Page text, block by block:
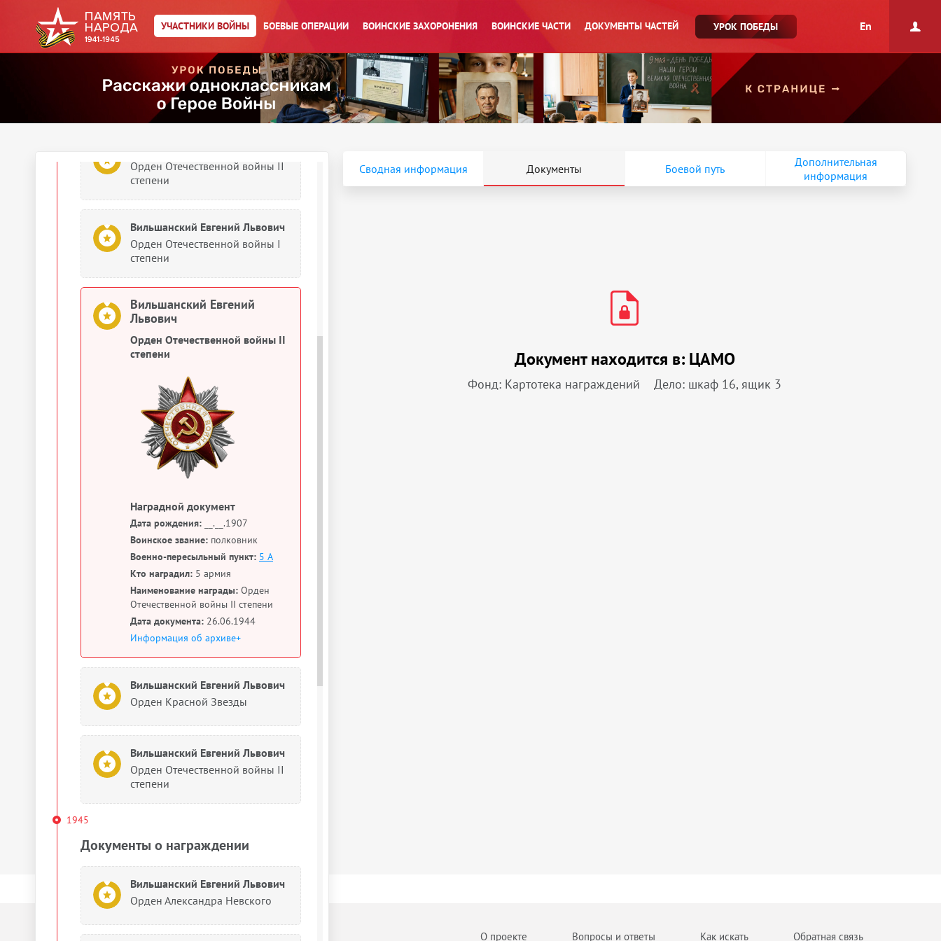
УЧАСТНИКИ ВОЙНЫ БОЕВЫЕ ОПЕРАЦИИ ВОИНСКИЕ ЗАХОРОНЕНИЯ ВОИНСКИЕ ЧАСТИ ДОКУМЕНТЫ ЧАСТЕЙ УРОК ПОБЕДЫ En
Вильшанский Евгений Львович
Документы о награждении
Орден Отечественной войны II
степени
Вильшанский Евгений Львович
Орден Отечественной войны I
степени
Вильшанский Евгений
Львович
Орден Отечественной войны II
степени
Наградной документ
Дата рождения: __.__.1907
Воинское звание: полковник
Военно-пересыльный пункт: 5 А
Кто наградил: 5 армия
Наименование награды: Орден
Отечественной войны II степени
Дата документа: 26.06.1944
Информация об архиве+
Вильшанский Евгений Львович
Орден Красной Звезды
Вильшанский Евгений Львович
Орден Отечественной войны II
степени
1945
Документы о награждении
Вильшанский Евгений Львович
Орден Александра Невского
Сводная информация Документы Боевой путь
Дополнительная
информация
Документ находится в: ЦАМО
Фонд: Картотека награждений Дело: шкаф 16, ящик 3
О проекте Вопросы и ответы Как искать Обратная связь